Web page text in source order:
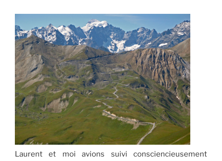
Laurent et moi avions suivi consciencieusement